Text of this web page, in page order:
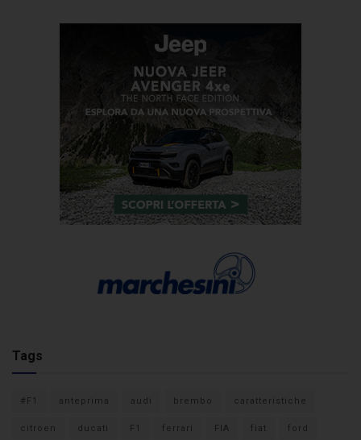
Tags
#F1 anteprima audi brembo caratteristiche
citroen ducati F1 ferrari FIA fiat ford